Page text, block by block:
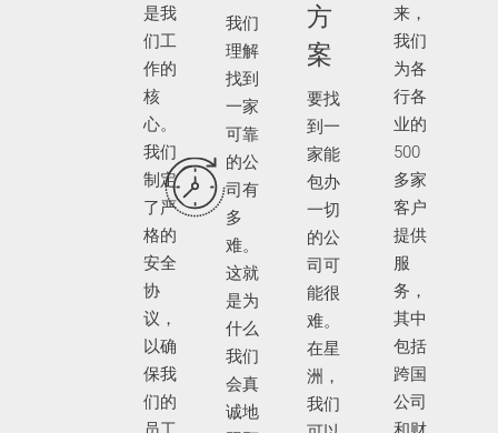
是我
们工
作的
核
心。
我们
制定
了严
格的
安全
协
议，
以确
保我
们的
我们
理解
找到
一家
可靠
的公
司有
多
难。
这就
是为
什么
我们
会真
诚地
方
案
要找
到一
家能
包办
一切
的公
司可
能很
难。
在星
洲，
我们
来，
我们
为各
行各
业的
500
多家
客户
提供
服
务，
其中
包括
跨国
公司